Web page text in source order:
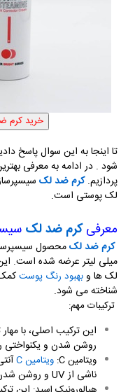
تا اینجا به این سوال پاسخ
‌شود . در ادامه به معرفی
پردازیم.کرم ضد لک
لک پوستی است.
معرفیکرم ضد لک
کرم ضد لک
میلی ‌لیتر عرضه شده است.
لک‌ ها وبهبود رنگ پوست
شناخته می ‌شود.
ترکیبات مهم:
این ترکیب اصلی، با
روشن شدن و
ویتامینC
: ویتامینC
ناشی ازUV و روشن